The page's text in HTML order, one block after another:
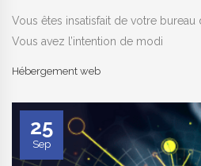
Vous êtes insatisfait de votre bureau
Vous avez l’intention de modi
Hébergement web
25
Sep